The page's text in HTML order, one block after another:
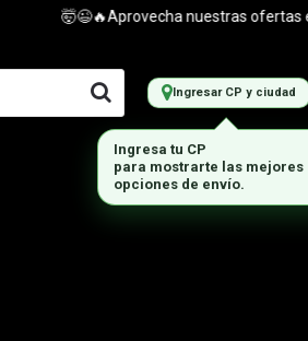
🤯😉🔥Aprovecha nuestras ofertas en
Ingresar CP y ciudad